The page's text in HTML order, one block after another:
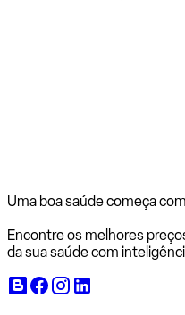
Uma boa saúde começa com
Encontre os melhores
da sua saúde com